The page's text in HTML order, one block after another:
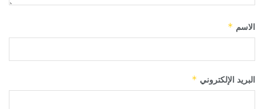
الاسم *
البريد الإلكتروني *